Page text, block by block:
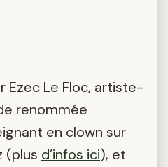
Ezec Le Floc, artiste-
renommée
en clown sur
(plus d’infos ici), et